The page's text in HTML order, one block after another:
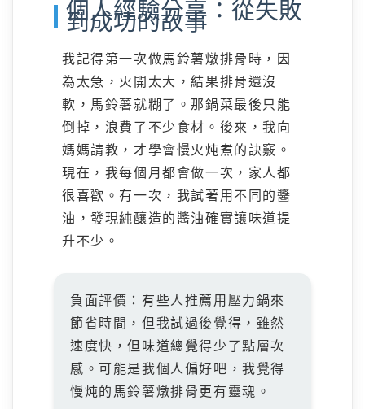
個人經驗分享：從失敗
到成功的故事
我記得第一次做馬鈴薯燉排骨時，因
為太急，火開太大，結果排骨還沒
軟，馬鈴薯就糊了。那鍋菜最後只能
倒掉，浪費了不少食材。後來，我向
媽媽請教，才學會慢火炖煮的訣竅。
現在，我每個月都會做一次，家人都
很喜歡。有一次，我試著用不同的醬
油，發現純釀造的醬油確實讓味道提
升不少。
負面評價：有些人推薦用壓力鍋來
節省時間，但我試過後覺得，雖然
速度快，但味道總覺得少了點層次
感。可能是我個人偏好吧，我覺得
慢炖的馬鈴薯燉排骨更有靈魂。